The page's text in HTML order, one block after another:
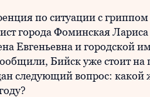
по ситуации с
города Фоминская
Евгеньевна и городской
Бийск уже стоит на
следующий вопрос: какой